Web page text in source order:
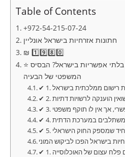
Table of Contents
+972-54-215-07-24
₪ 1️⃣9️⃣8️⃣0️⃣
⭐ האם חתונות אזרחיות בלתי אפשריות בישראל? הבסיס
המשפטי של הבעיה
רישום ממלכתית בישראל
הוענקה לרשויות דתיות
אך אין לו תוקף משפטי
משתלבים במערכת הדתית
שמספק החוק הישראלי
פלח עצום של האוכלוסייה